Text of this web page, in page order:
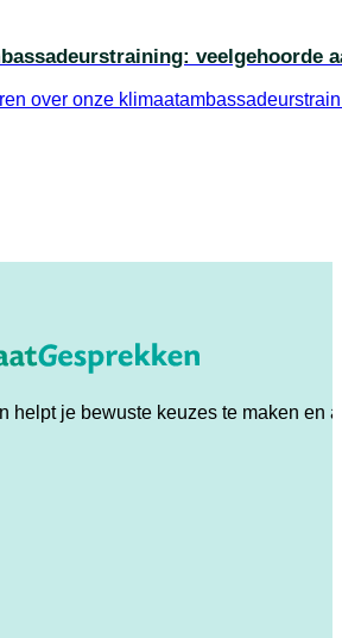
veelgehoorde
over onze
helpt je bewuste keuzes te maken en